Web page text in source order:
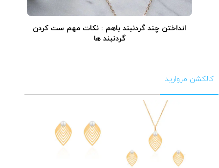
انداختن چند گردنبند باهم : نکات مهم ست کردن
گردنبند ها
کالکشن مروارید